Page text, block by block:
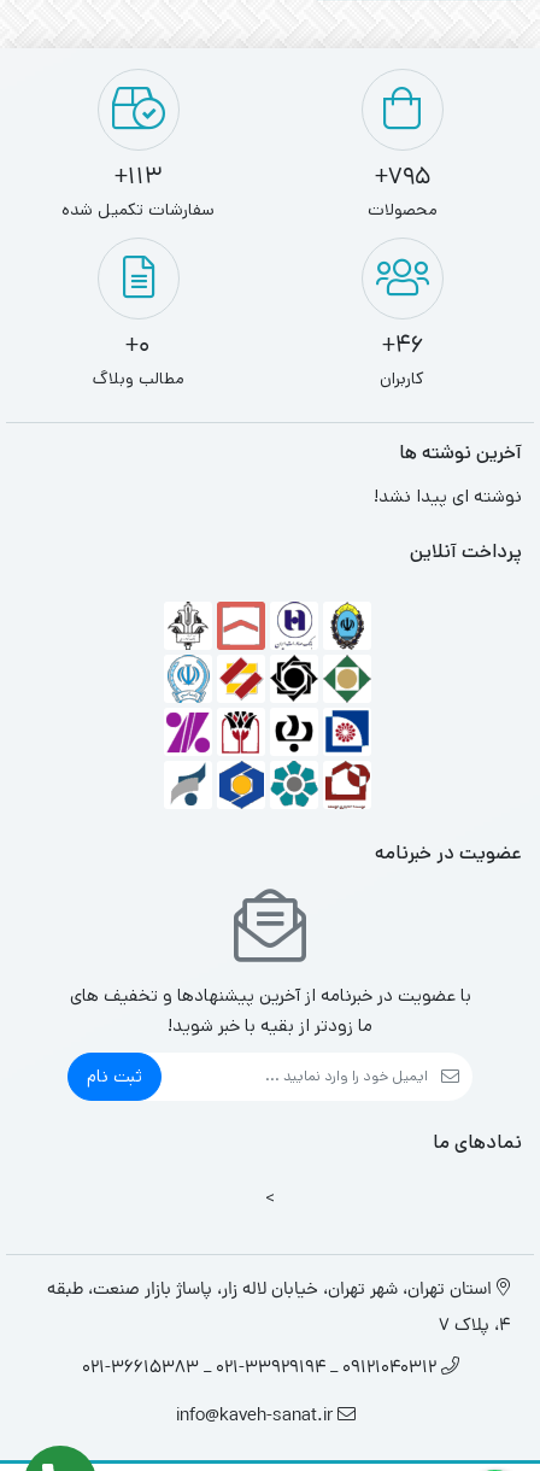
795+
محصولات
113+
سفارشات تکمیل شده
46+
کاربران
0+
مطالب وبلاگ
آخرین نوشته ها
نوشته ای پیدا نشد!
پرداخت آنلاین
عضویت در خبرنامه
با عضویت در خبرنامه از آخرین پیشنهادها و تخفیف های
ما زودتر از بقیه با خبر شوید!
ثبت نام
نمادهای ما
>
استان تهران، شهر تهران، خیابان لاله زار، پاساژ بازار صنعت، طبقه
4، پلاک 7
09121040312 _ 021-33929194 _ 021-36615383
info@kaveh-sanat.ir